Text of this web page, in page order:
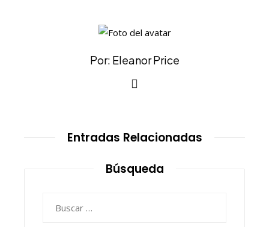
Por: Eleanor Price
Entradas Relacionadas
Búsqueda